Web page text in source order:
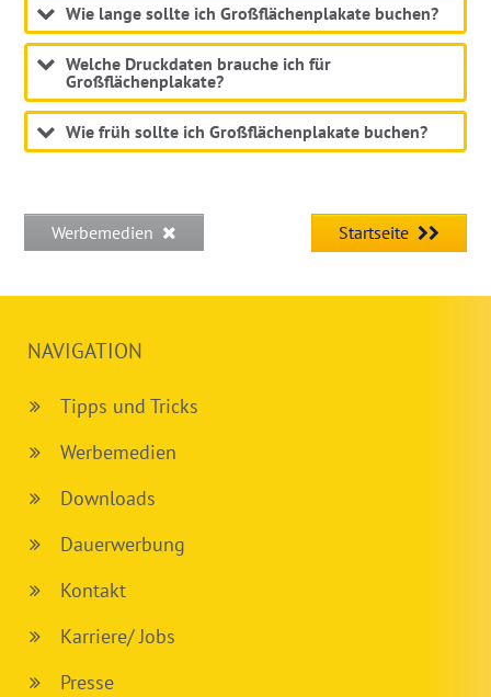
Wie lange sollte ich Großflächenplakate buchen?
Welche Druckdaten brauche ich für
Großflächenplakate?
Wie früh sollte ich Großflächenplakate buchen?
Werbemedien Startseite
NAVIGATION
Tipps und Tricks
Werbemedien
Downloads
Dauerwerbung
Kontakt
Karriere/ Jobs
Presse